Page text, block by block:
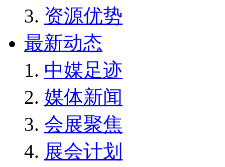
资源优势
最新动态
中媒足迹
媒体新闻
会展聚焦
展会计划